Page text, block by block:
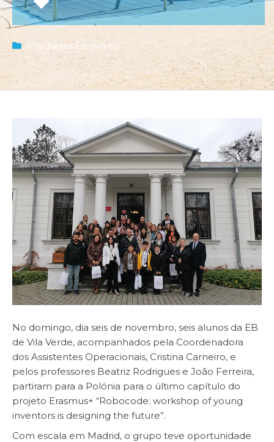
Atividades Escolares
No domingo, dia seis de novembro, seis alunos da EB
de Vila Verde, acompanhados pela Coordenadora
dos Assistentes Operacionais, Cristina Carneiro, e
pelos professores Beatriz Rodrigues e João Ferreira,
partiram para a Polónia para o último capítulo do
projeto Erasmus+ “Robocode: workshop of young
inventors is designing the future”.
Com escala em Madrid, o grupo teve oportunidade